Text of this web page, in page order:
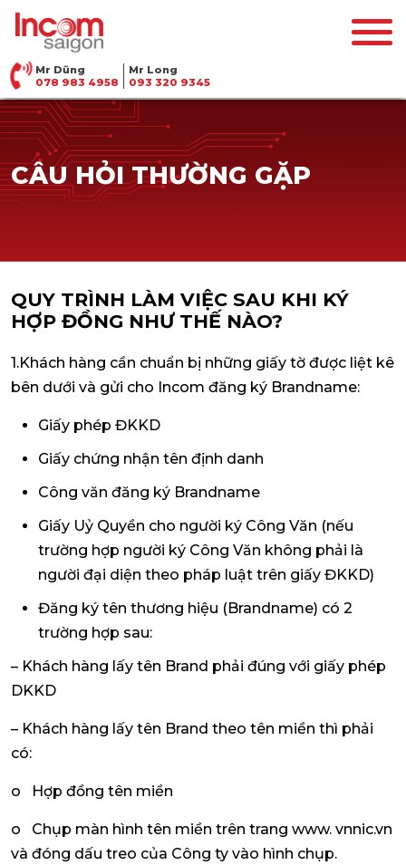
Mr Dũng
078 983 4958
Mr Long
093 320 9345
CÂU HỎI THƯỜNG GẶP
QUY TRÌNH LÀM VIỆC SAU KHI KÝ
HỢP ĐỒNG NHƯ THẾ NÀO?
1.Khách hàng cần chuẩn bị những giấy tờ được liệt kê
bên dưới và gửi cho Incom đăng ký Brandname:
Giấy phép ĐKKD
Giấy chứng nhận tên định danh
Công văn đăng ký Brandname
Giấy Uỷ Quyền cho người ký Công Văn (nếu
trường hợp người ký Công Văn không phải là
người đại diện theo pháp luật trên giấy ĐKKD)
Đăng ký tên thương hiệu (Brandname) có 2
trường hợp sau:
– Khách hàng lấy tên Brand phải đúng với giấy phép
DKKD
– Khách hàng lấy tên Brand theo tên miền thì phải
có:
o Hợp đồng tên miền
o Chụp màn hình tên miền trên trang www. vnnic.vn
và đóng dấu treo của Công ty vào hình chụp.